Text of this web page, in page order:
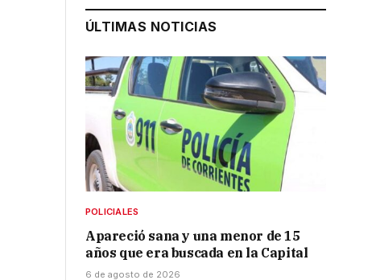
ÚLTIMAS NOTICIAS
POLICIALES
Apareció sana y una menor de 15
años que era buscada en la Capital
6 de agosto de 2026